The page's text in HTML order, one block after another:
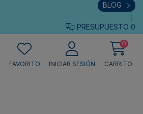
BLOG
PRESUPUESTO 0
FAVORITO INICIAR SESIÓN
0
CARRITO